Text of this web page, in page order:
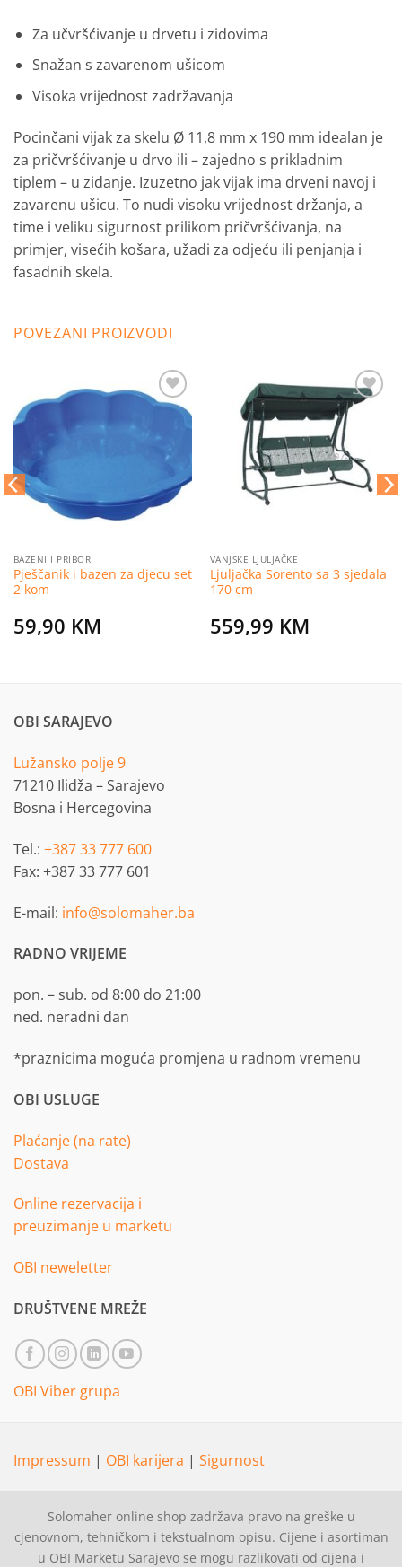
Za učvršćivanje u drvetu i zidovima
Snažan s zavarenom ušicom
Visoka vrijednost zadržavanja
Pocinčani vijak za skelu Ø 11,8 mm x 190 mm idealan je
za pričvršćivanje u drvo ili – zajedno s prikladnim
tiplem – u zidanje. Izuzetno jak vijak ima drveni navoj i
zavarenu ušicu. To nudi visoku vrijednost držanja, a
time i veliku sigurnost prilikom pričvršćivanja, na
primjer, visećih košara, užadi za odjeću ili penjanja i
fasadnih skela.
POVEZANI PROIZVODI
Dodaj
listu
želja
BAZENI I PRIBOR
Pješčanik i bazen za djecu set
2 kom
59,90 KM
Dodaj
VANJSKE LJULJAČKE
Ljuljačka Sorento sa 3 sjedala
170 cm
559,99 KM
OBI SARAJEVO
Lužansko polje 9
71210 Ilidža – Sarajevo
Bosna i Hercegovina
Tel.: +387 33 777 600
Fax: +387 33 777 601
E-mail: info@solomaher.ba
RADNO VRIJEME
pon. – sub. od 8:00 do 21:00
ned. neradni dan
*praznicima moguća promjena u radnom vremenu
OBI USLUGE
Plaćanje (na rate)
Dostava
Online rezervacija i
preuzimanje u marketu
OBI neweletter
DRUŠTVENE MREŽE
OBI Viber grupa
Impressum | OBI karijera | Sigurnost
Solomaher online shop zadržava pravo na greške u
cjenovnom, tehničkom i tekstualnom opisu. Cijene i asortiman
u OBI Marketu Sarajevo se mogu razlikovati od cijena i